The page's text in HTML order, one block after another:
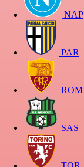
NAP
PAR
ROM
SAS